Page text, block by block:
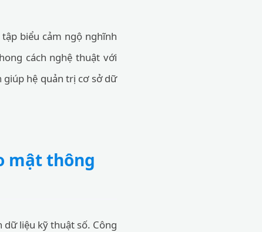
biểu cảm ngộ nghĩnh
cách nghệ thuật với
hệ quản trị cơ sở dữ
mật thông
liệu kỹ thuật số. Công